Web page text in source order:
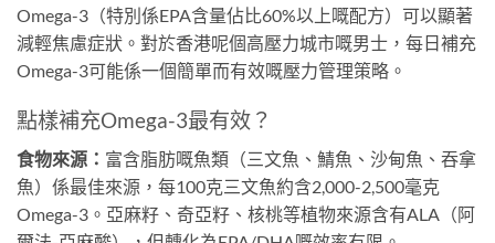
Omega-3（特別係EPA含量佔比60%以上嘅配方）可以顯著
減輕焦慮症狀。對於香港呢個高壓力城市嘅男士，每日補充
Omega-3可能係一個簡單而有效嘅壓力管理策略。
點樣補充Omega-3最有效？
食物來源： 富含脂肪嘅魚類（三文魚、鯖魚、沙甸魚、吞拿
魚）係最佳來源，每100克三文魚約含2,000-2,500毫克
Omega-3。亞麻籽、奇亞籽、核桃等植物來源含有ALA（阿